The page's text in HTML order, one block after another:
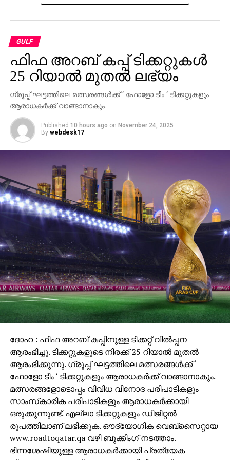
GULF
ഫിഫ അറബ് കപ്പ് ടിക്കറ്റുകള്‍
25 റിയാല്‍ മുതല്‍ ലഭ്യം
ഗ്രൂപ്പ് ഘട്ടത്തിലെ മത്സരങ്ങള്‍ക്ക് ‘ ഫോളോ ടീം ‘ ടിക്കറ്റുകളും
ആരാധകര്‍ക്ക് വാങ്ങാനാകും.
Published 10 hours ago on November 24, 2025
By webdesk17
ദോഹ : ഫിഫ അറബ് കപ്പിനുള്ള ടിക്കറ്റ് വില്‍പ്പന
ആരംഭിച്ചു. ടിക്കറ്റുകളുടെ നിരക്ക് 25 റിയാല്‍ മുതല്‍
ആരംഭിക്കുന്നു. ഗ്രൂപ്പ് ഘട്ടത്തിലെ മത്സരങ്ങള്‍ക്ക് ‘
ഫോളോ ടീം ‘ ടിക്കറ്റുകളും ആരാധകര്‍ക്ക് വാങ്ങാനാകും.
മത്സരങ്ങളോടൊപ്പം വിവിധ വിനോദ പരിപാടികളും
സാംസ്‌കാരിക പരിപാടികളും ആരാധകര്‍ക്കായി
ഒരുക്കുന്നുണ്ട്. എല്ലാ ടിക്കറ്റുകളും ഡിജിറ്റല്‍
രൂപത്തിലാണ് ലഭിക്കുക. ഔദ്യോഗിക വെബ്‌സൈറ്റായ
www.roadtoqatar.qa വഴി ബുക്കിംഗ് നടത്താം.
ഭിന്നശേഷിയുള്ള ആരാധകര്‍ക്കായി പ്രത്യേക